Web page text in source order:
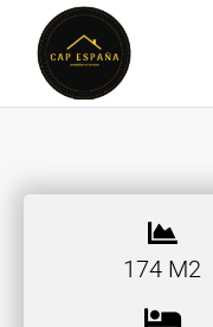
174 M2